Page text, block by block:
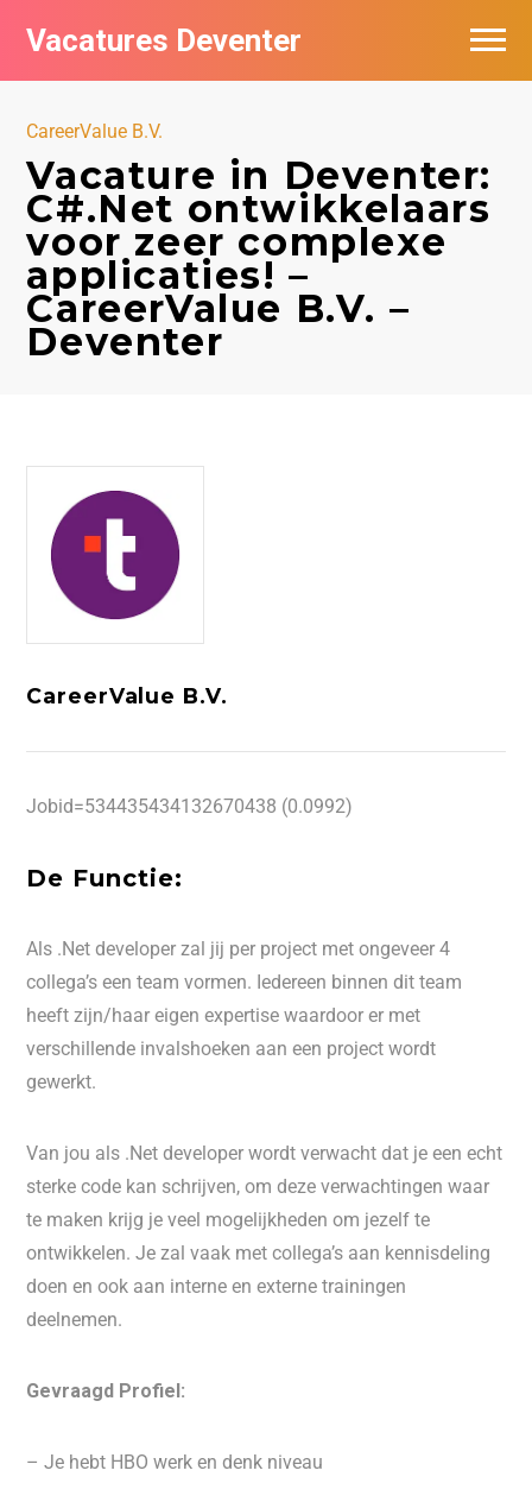
Vacatures Deventer
CareerValue B.V.
Vacature in Deventer:
C#.Net ontwikkelaars
voor zeer complexe
applicaties! –
CareerValue B.V. –
Deventer
CareerValue B.V.
Jobid=534435434132670438 (0.0992)
De Functie:
Als .Net developer zal jij per project met ongeveer 4
collega’s een team vormen. Iedereen binnen dit team
heeft zijn/haar eigen expertise waardoor er met
verschillende invalshoeken aan een project wordt
gewerkt.
Van jou als .Net developer wordt verwacht dat je een echt
sterke code kan schrijven, om deze verwachtingen waar
te maken krijg je veel mogelijkheden om jezelf te
ontwikkelen. Je zal vaak met collega’s aan kennisdeling
doen en ook aan interne en externe trainingen
deelnemen.
Gevraagd Profiel:
– Je hebt HBO werk en denk niveau
Vacatures per bedrijf in Deventer
Nieuwsbrief feed